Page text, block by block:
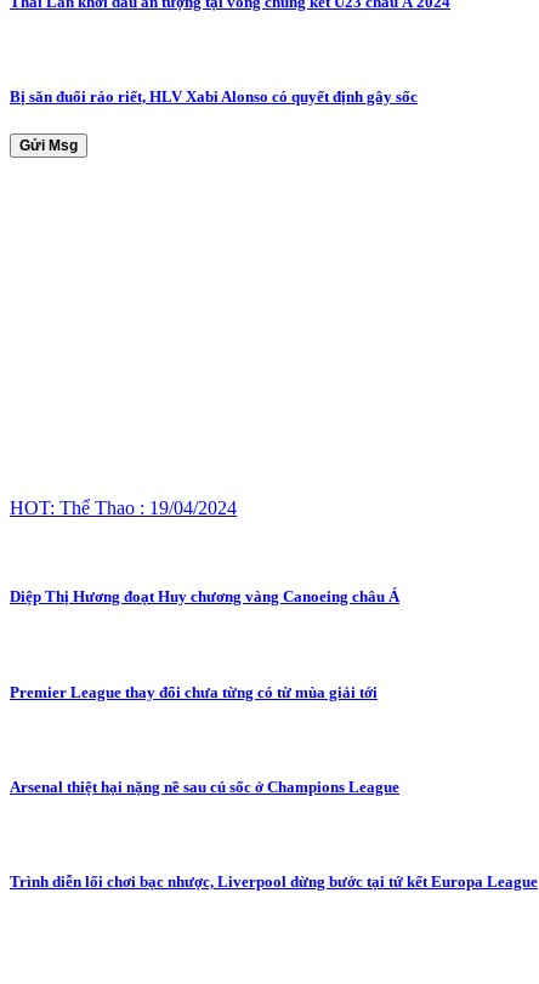
Bị săn đuổi ráo riết, HLV Xabi Alonso có quyết định gây sốc
Gửi Msg
HOT: Thể Thao : 19/04/2024
Diệp Thị Hương đoạt Huy chương vàng Canoeing châu Á
Premier League thay đổi chưa từng có từ mùa giải tới
Arsenal thiệt hại nặng nề sau cú sốc ở Champions League
Trình diễn lối chơi bạc nhược, Liverpool dừng bước tại tứ kết Europa League